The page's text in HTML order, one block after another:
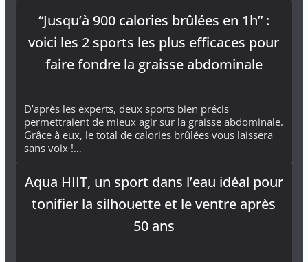
“Jusqu’à 900 calories brûlées en 1h” :
voici les 2 sports les plus efficaces pour
faire fondre la graisse abdominale
D’après les experts, deux sports bien précis
permettraient de mieux agir sur la graisse abdominale.
Grâce à eux, le total de calories brûlées vous laissera
sans voix !…
Aqua HIIT, un sport dans l’eau idéal pour
tonifier la silhouette et le ventre après
50 ans